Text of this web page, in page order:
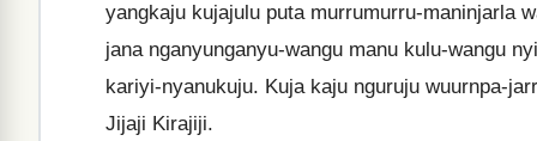
yangkaju kujajulu puta murrumurru-maninjarla
jana nganyunganyu-wangu manu kulu-wangu
kariyi-nyanukuju. Kuja kaju nguruju wuurnpa-
Jijaji Kirajiji.